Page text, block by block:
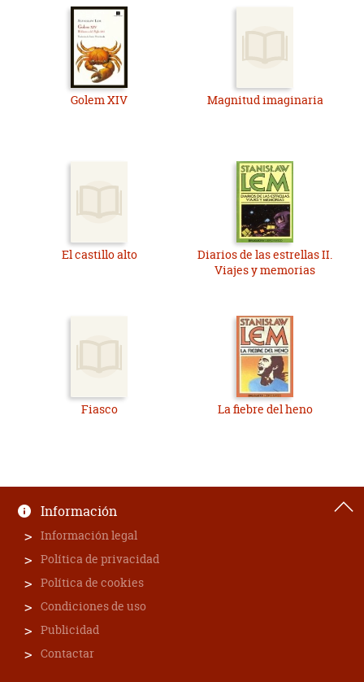
Golem XIV Magnitud imaginaria
El castillo alto
Diarios de las estrellas II.
Viajes y memorias
Fiasco La fiebre del heno
Información
Información legal
Política de privacidad
Política de cookies
Condiciones de uso
Publicidad
Contactar